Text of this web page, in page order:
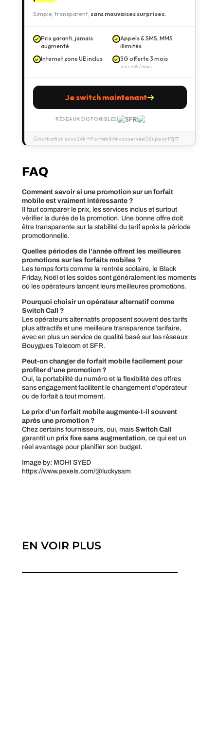
Simple, transparent, sans mauvaises surprises.
Prix garanti, jamais
augmenté
Appels & SMS, MMS
illimités
Internet zone UE inclus
5G offerte 3 mois
puis +3€/mois
Je switch maintenant
RÉSEAUX DISPONIBLES
Activation sous 24h Portabilité conservée Support 7j/7
FAQ
Comment savoir si une promotion sur un forfait
mobile est vraiment intéressante ?
Il faut comparer le prix, les services inclus et surtout
vérifier la durée de la promotion. Une bonne offre doit
être transparente sur la stabilité du tarif après la période
promotionnelle.
Quelles périodes de l’année offrent les meilleures
promotions sur les forfaits mobiles ?
Les temps forts comme la rentrée scolaire, le Black
Friday, Noël et les soldes sont généralement les moments
où les opérateurs lancent leurs meilleures promotions.
Pourquoi choisir un opérateur alternatif comme
Switch Call ?
Les opérateurs alternatifs proposent souvent des tarifs
plus attractifs et une meilleure transparence tarifaire,
avec en plus un service de qualité basé sur les réseaux
Bouygues Telecom et SFR.
Peut-on changer de forfait mobile facilement pour
profiter d’une promotion ?
Oui, la portabilité du numéro et la flexibilité des offres
sans engagement facilitent le changement d’opérateur
ou de forfait à tout moment.
Le prix d’un forfait mobile augmente-t-il souvent
après une promotion ?
Chez certains fournisseurs, oui, mais Switch Call
garantit un prix fixe sans augmentation, ce qui est un
réel avantage pour planifier son budget.
Image by: MOHI SYED
https://www.pexels.com/@luckysam
EN VOIR PLUS